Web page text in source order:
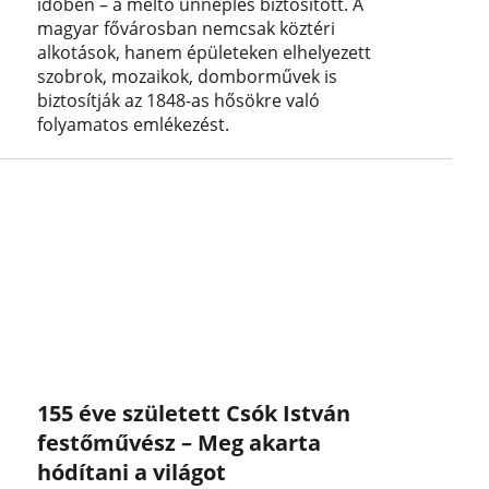
magyar fővárosban nemcsak köztéri
alkotások, hanem épületeken elhelyezett
szobrok, mozaikok, domborművek is
biztosítják az 1848-as hősökre való
folyamatos emlékezést.
155 éve született Csók István
festőművész – Meg akarta
hódítani a világot